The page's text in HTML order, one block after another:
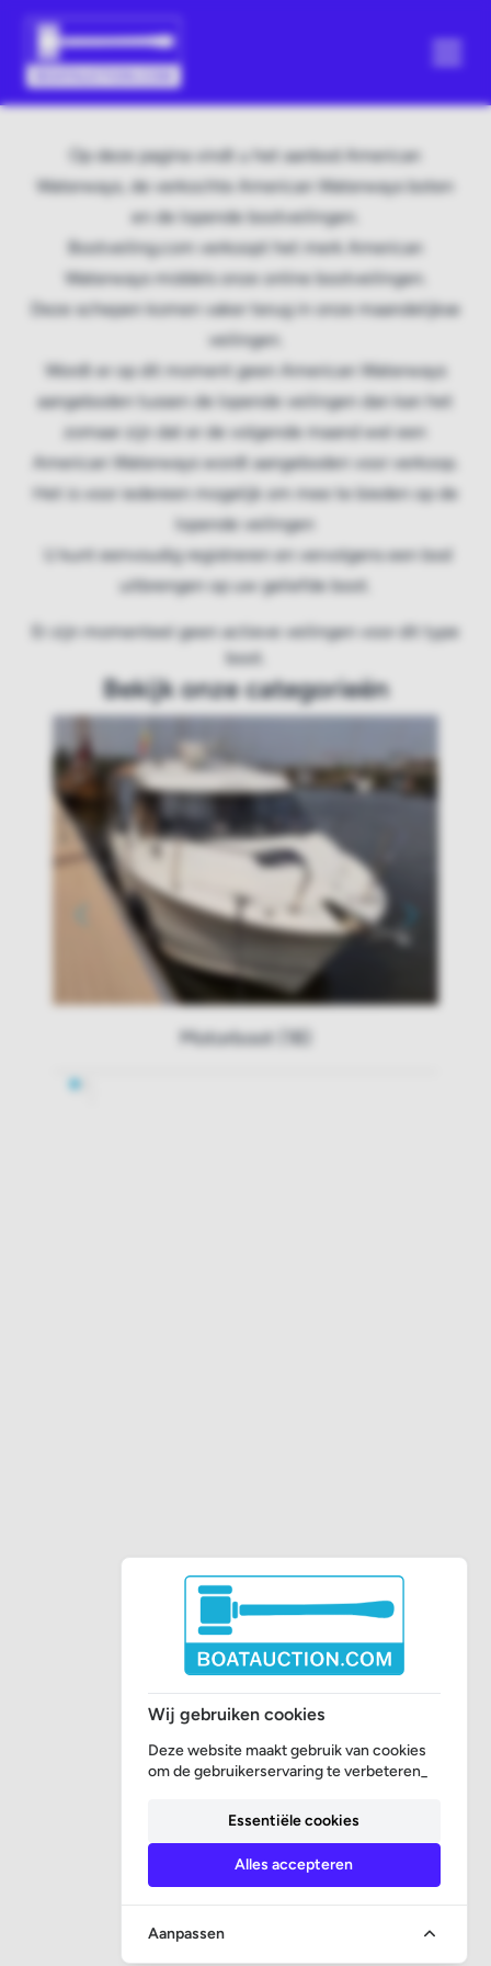
Op deze pagina vindt u het aanbod American
Waterways, de verkochte American Waterways boten
en de lopende bootveilingen.
Bootveiling.com verkoopt het merk American
Waterways middels onze online bootveilingen.
Deze schepen komen vaker terug in onze maandelijkse
veilingen.
Wordt er op dit moment geen American Waterways
aangeboden tussen de lopende veilingen dan kan het
zomaar zijn dat er de volgende maand wel een
American Waterways wordt aangeboden voor verkoop.
Het is voor iedereen mogelijk om mee te bieden op de
lopende veilingen
U kunt eenvoudig registreren en vervolgens een bod
uitbrengen op uw geliefde boot.
Er zijn momenteel geen actieve veilingen voor dit type
boot.
Bekijk onze categorieën
Motorboot (18)
Wij gebruiken cookies
Deze website maakt gebruik van cookies
om de gebruikerservaring te verbeteren_
Essentiële cookies
Alles accepteren
Aanpassen